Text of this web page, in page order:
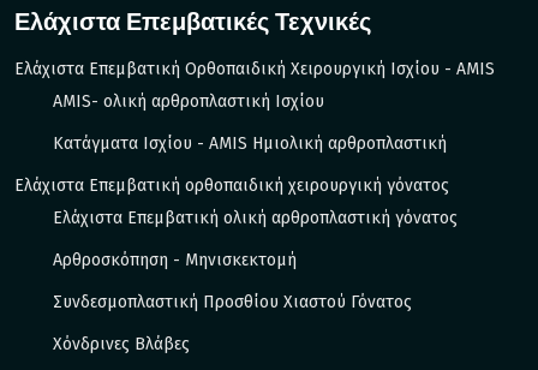
Ελάχιστα Επεμβατικές Τεχνικές
Ελάχιστα Επεμβατική Ορθοπαιδική Χειρουργική Ισχίου - AMIS
AMIS- ολική αρθροπλαστική Ισχίου
Κατάγματα Ισχίου - ΑΜIS Ημιολική αρθροπλαστική
Ελάχιστα Επεμβατική ορθοπαιδική χειρουργική γόνατος
Ελάχιστα Επεμβατική ολική αρθροπλαστική γόνατος
Αρθροσκόπηση - Μηνισκεκτομή
Συνδεσμοπλαστική Προσθίου Χιαστού Γόνατος
Χόνδρινες Βλάβες